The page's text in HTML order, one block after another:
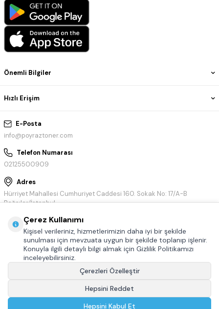
E-Posta
info@poyraztoner.com
Telefon Numarası
02125500909
Adres
Hürriyet Mahallesi Cumhuriyet Caddesi 160. Sokak No: 17/A-B
Bağcılar/İstanbul
Önemli Bilgiler
Hızlı Erişim
Çerez Kullanımı
Kişisel verileriniz, hizmetlerimizin daha iyi bir şekilde
sunulması için mevzuata uygun bir şekilde toplanıp işlenir.
Konuyla ilgili detaylı bilgi almak için Gizlilik Politikamızı
inceleyebilirsiniz.
Çerezleri Özelleştir
Hepsini Reddet
Hepsini Kabul Et